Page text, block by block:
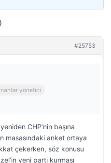
#25753
yönetici
CHP’nin başına
masasındaki anket ortaya
çekerken, söz konusu
yeni parti kurması